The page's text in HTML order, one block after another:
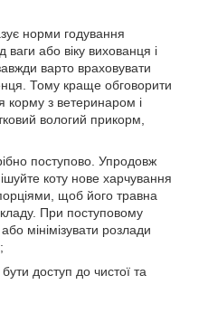
норми годування
ваги або віку вихованця і
варто враховувати
Тому краще обговорити
корму з ветеринаром і
вологий прикорм,
поступово. Упродовж
коту нове харчування
щоб його травна
При поступовому
мінімізувати розлади
доступ до чистої та